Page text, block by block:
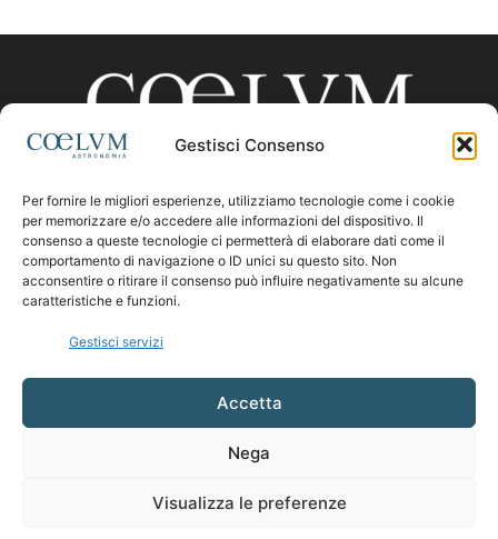
Gestisci Consenso
Per fornire le migliori esperienze, utilizziamo tecnologie come i cookie
per memorizzare e/o accedere alle informazioni del dispositivo. Il
consenso a queste tecnologie ci permetterà di elaborare dati come il
comportamento di navigazione o ID unici su questo sito. Non
acconsentire o ritirare il consenso può influire negativamente su alcune
caratteristiche e funzioni.
Gestisci servizi
Accetta
Nega
Visualizza le preferenze
CHI SIAMO
Contattaci:coelumastro@coelum.com